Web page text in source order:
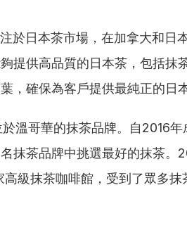
注於日本茶市場，在加拿大和日
提供高品質的日本茶，包括抹
，確保為客戶提供最純正的日
於溫哥華的抹茶品牌。自2016
抹茶品牌中挑選最好的抹茶。
級抹茶咖啡館，受到了眾多抹